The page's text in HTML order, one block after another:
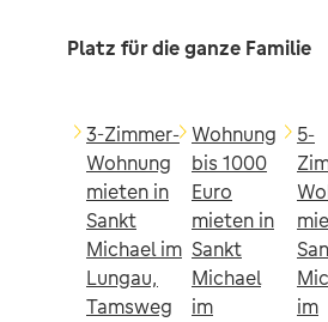
Platz für die ganze Familie
3-Zimmer-
Wohnung
mieten in
Sankt
Michael im
Lungau,
Tamsweg
Wohnung
bis 1000
Euro
mieten in
Sankt
Michael
im
5-
im